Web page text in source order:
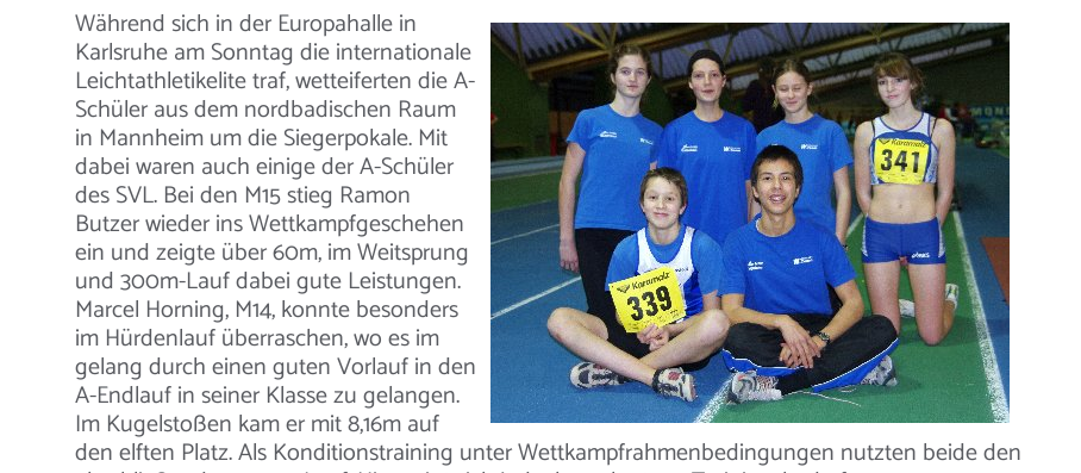
Während sich in der Europahalle in
Karlsruhe am Sonntag die internationale
Leichtathletikelite traf, wetteiferten die A-
Schüler aus dem nordbadischen Raum
in Mannheim um die Siegerpokale. Mit
dabei waren auch einige der A-Schüler
des SVL. Bei den M15 stieg Ramon
Butzer wieder ins Wettkampfgeschehen
ein und zeigte über 60m, im Weitsprung
und 300m-Lauf dabei gute Leistungen.
Marcel Horning, M14, konnte besonders
im Hürdenlauf überraschen, wo es im
gelang durch einen guten Vorlauf in den
A-Endlauf in seiner Klasse zu gelangen.
Im Kugelstoßen kam er mit 8,16m auf
den elften Platz. Als Konditionstraining unter Wettkampfrahmenbedingungen nutzten beide den